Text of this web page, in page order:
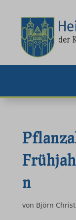
n
von Björn Christ